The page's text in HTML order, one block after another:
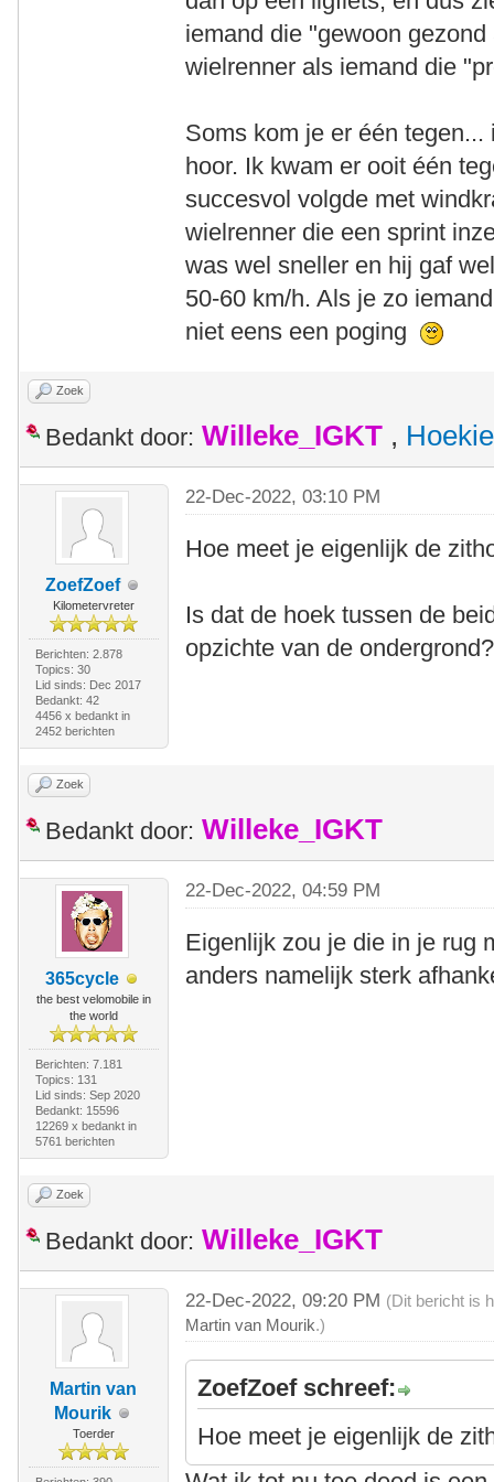
iemand die "gewoon
wielrenner als iemand die
Soms kom je er één
hoor. Ik kwam er ooit één
succesvol volgde met
wielrenner die een sprint
was wel sneller en hij gaf
50-60 km/h. Als je zo
niet eens een poging
Zoek
Bedankt door: Willeke_IGKT , Hoekie
ZoefZoef
Kilometervreter
Berichten: 2.878
Topics: 30
Lid sinds: Dec 2017
Bedankt: 42
4456 x bedankt in
2452 berichten
22-Dec-2022, 03:10 PM
Hoe meet je eigenlijk de
Is dat de hoek tussen de
opzichte van de ondergrond?
Zoek
Bedankt door: Willeke_IGKT
365cycle
the best velomobile in
the world
Berichten: 7.181
Topics: 131
Lid sinds: Sep 2020
Bedankt: 15596
12269 x bedankt in
5761 berichten
22-Dec-2022, 04:59 PM
Eigenlijk zou je die in je rug
anders namelijk sterk
Zoek
Bedankt door: Willeke_IGKT
Martin van
Mourik
Toerder
22-Dec-2022, 09:20 PM (Dit bericht is
Martin van Mourik.)
ZoefZoef schreef:
Hoe meet je eigenlijk de